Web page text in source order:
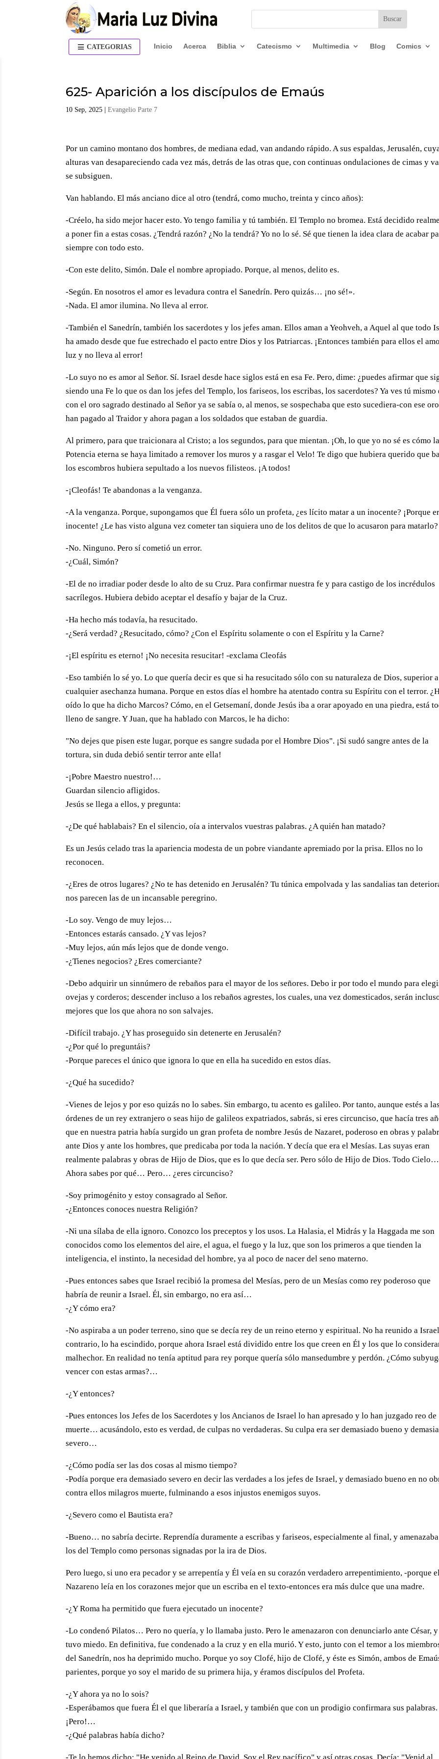
CATEGORIAS Inicio Acerca Biblia Catecismo Multimedia Blog Comics
625- Aparición a los discípulos de Emaús
10 Sep, 2025 |Evangelio Parte 7
Por un camino montano dos hombres, de mediana edad, van andando rápido. A sus espaldas, Jerusalén,
alturas van desapareciendo cada vez más, detrás de las otras que, con continuas ondulaciones de cimas y
se subsiguen.
Van hablando. El más anciano dice al otro (tendrá, como mucho, treinta y cinco años):
-Créelo, ha sido mejor hacer esto. Yo tengo familia y tú también. El Templo no bromea. Está decidido
a poner fin a estas cosas. ¿Tendrá razón? ¿No la tendrá? Yo no lo sé. Sé que tienen la idea clara de acabar
siempre con todo esto.
-Con este delito, Simón. Dale el nombre apropiado. Porque, al menos, delito es.
-Según. En nosotros el amor es levadura contra el Sanedrín. Pero quizás… ¡no sé!».
-Nada. El amor ilumina. No lleva al error.
-También el Sanedrín, también los sacerdotes y los jefes aman. Ellos aman a Yeohveh, a Aquel al que todo
ha amado desde que fue estrechado el pacto entre Dios y los Patriarcas. ¡Entonces también para ellos el
luz y no lleva al error!
-Lo suyo no es amor al Señor. Sí. Israel desde hace siglos está en esa Fe. Pero, dime: ¿puedes afirmar que
siendo una Fe lo que os dan los jefes del Templo, los fariseos, los escribas, los sacerdotes? Ya ves tú mismo
con el oro sagrado destinado al Señor ya se sabía o, al menos, se sospechaba que esto sucediera-con ese oro
han pagado al Traidor y ahora pagan a los soldados que estaban de guardia.
Al primero, para que traicionara al Cristo; a los segundos, para que mientan. ¡Oh, lo que yo no sé es cómo la
Potencia eterna se haya limitado a remover los muros y a rasgar el Velo! Te digo que hubiera querido que
los escombros hubiera sepultado a los nuevos filisteos. ¡A todos!
-¡Cleofás! Te abandonas a la venganza.
-A la venganza. Porque, supongamos que Él fuera sólo un profeta, ¿es lícito matar a un inocente? ¡Porque
inocente! ¿Le has visto alguna vez cometer tan siquiera uno de los delitos de que lo acusaron para matarlo?
-No. Ninguno. Pero sí cometió un error.
-¿Cuál, Simón?
-El de no irradiar poder desde lo alto de su Cruz. Para confirmar nuestra fe y para castigo de los incrédulos
sacrílegos. Hubiera debido aceptar el desafío y bajar de la Cruz.
-Ha hecho más todavía, ha resucitado.
-¿Será verdad? ¿Resucitado, cómo? ¿Con el Espíritu solamente o con el Espíritu y la Carne?
-¡El espíritu es eterno! ¡No necesita resucitar! -exclama Cleofás
-Eso también lo sé yo. Lo que quería decir es que si ha resucitado sólo con su naturaleza de Dios, superior a
cualquier asechanza humana. Porque en estos días el hombre ha atentado contra su Espíritu con el terror.
oído lo que ha dicho Marcos? Cómo, en el Getsemaní, donde Jesús iba a orar apoyado en una piedra, está
lleno de sangre. Y Juan, que ha hablado con Marcos, le ha dicho:
"No dejes que pisen este lugar, porque es sangre sudada por el Hombre Dios". ¡Si sudó sangre antes de la
tortura, sin duda debió sentir terror ante ella!
-¡Pobre Maestro nuestro!…
Guardan silencio afligidos.
Jesús se llega a ellos, y pregunta:
-¿De qué hablabais? En el silencio, oía a intervalos vuestras palabras. ¿A quién han matado?
Es un Jesús celado tras la apariencia modesta de un pobre viandante apremiado por la prisa. Ellos no lo
reconocen.
-¿Eres de otros lugares? ¿No te has detenido en Jerusalén? Tu túnica empolvada y las sandalias tan
nos parecen las de un incansable peregrino.
-Lo soy. Vengo de muy lejos…
-Entonces estarás cansado. ¿Y vas lejos?
-Muy lejos, aún más lejos que de donde vengo.
-¿Tienes negocios? ¿Eres comerciante?
-Debo adquirir un sinnúmero de rebaños para el mayor de los señores. Debo ir por todo el mundo para
ovejas y corderos; descender incluso a los rebaños agrestes, los cuales, una vez domesticados, serán
mejores que los que ahora no son salvajes.
-Difícil trabajo. ¿Y has proseguido sin detenerte en Jerusalén?
-¿Por qué lo preguntáis?
-Porque pareces el único que ignora lo que en ella ha sucedido en estos días.
-¿Qué ha sucedido?
-Vienes de lejos y por eso quizás no lo sabes. Sin embargo, tu acento es galileo. Por tanto, aunque estés a las
órdenes de un rey extranjero o seas hijo de galileos expatriados, sabrás, si eres circunciso, que hacía tres
que en nuestra patria había surgido un gran profeta de nombre Jesús de Nazaret, poderoso en obras y
ante Dios y ante los hombres, que predicaba por toda la nación. Y decía que era el Mesías. Las suyas eran
realmente palabras y obras de Hijo de Dios, que es lo que decía ser. Pero sólo de Hijo de Dios. Todo Cielo…
Ahora sabes por qué… Pero… ¿eres circunciso?
-Soy primogénito y estoy consagrado al Señor.
-¿Entonces conoces nuestra Religión?
-Ni una sílaba de ella ignoro. Conozco los preceptos y los usos. La Halasia, el Midrás y la Haggada me son
conocidos como los elementos del aire, el agua, el fuego y la luz, que son los primeros a que tienden la
inteligencia, el instinto, la necesidad del hombre, ya al poco de nacer del seno materno.
-Pues entonces sabes que Israel recibió la promesa del Mesías, pero de un Mesías como rey poderoso que
habría de reunir a Israel. Él, sin embargo, no era así…
-¿Y cómo era?
-No aspiraba a un poder terreno, sino que se decía rey de un reino eterno y espiritual. No ha reunido a
contrario, lo ha escindido, porque ahora Israel está dividido entre los que creen en Él y los que lo
malhechor. En realidad no tenía aptitud para rey porque quería sólo mansedumbre y perdón. ¿Cómo
vencer con estas armas?…
-¿Y entonces?
-Pues entonces los Jefes de los Sacerdotes y los Ancianos de Israel lo han apresado y lo han juzgado reo de
muerte… acusándolo, esto es verdad, de culpas no verdaderas. Su culpa era ser demasiado bueno y
severo…
-¿Cómo podía ser las dos cosas al mismo tiempo?
-Podía porque era demasiado severo en decir las verdades a los jefes de Israel, y demasiado bueno en no
contra ellos milagros muerte, fulminando a esos injustos enemigos suyos.
-¿Severo como el Bautista era?
-Bueno… no sabría decirte. Reprendía duramente a escribas y fariseos, especialmente al final, y
los del Templo como personas signadas por la ira de Dios.
Pero luego, si uno era pecador y se arrepentía y Él veía en su corazón verdadero arrepentimiento, -porque
Nazareno leía en los corazones mejor que un escriba en el texto-entonces era más dulce que una madre.
-¿Y Roma ha permitido que fuera ejecutado un inocente?
-Lo condenó Pilatos… Pero no quería, y lo llamaba justo. Pero le amenazaron con denunciarlo ante César, y
tuvo miedo. En definitiva, fue condenado a la cruz y en ella murió. Y esto, junto con el temor a los
del Sanedrín, nos ha deprimido mucho. Porque yo soy Clofé, hijo de Clofé, y éste es Simón, ambos de
parientes, porque yo soy el marido de su primera hija, y éramos discípulos del Profeta.
-¿Y ahora ya no lo sois?
-Esperábamos que fuera Él el que liberaría a Israel, y también que con un prodigio confirmara sus palabras.
¡Pero!…
-¿Qué palabras había dicho?